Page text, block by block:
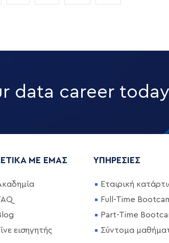
data career
ΜΕ ΕΜΆΣ
εισηγητής
ΥΠΗΡΕΣΊΕΣ
Εταιρική
Full-Time
Part-Time
Σύντομα